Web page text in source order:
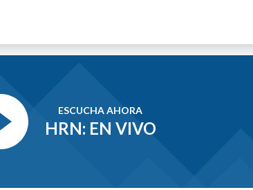
ESCUCHA AHORA
HRN: EN VIVO